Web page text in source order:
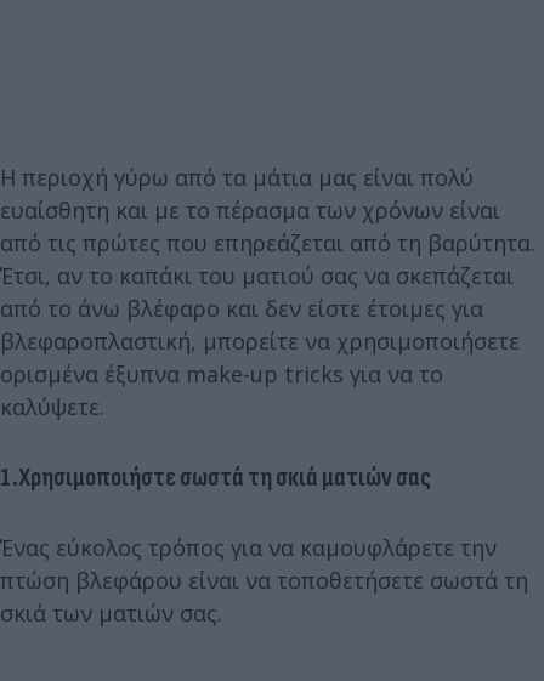
Η περιοχή γύρω από τα μάτια μας είναι πολύ
ευαίσθητη και με το πέρασμα των χρόνων είναι
από τις πρώτες που επηρεάζεται από τη βαρύτητα.
Έτσι, αν το καπάκι του ματιού σας να σκεπάζεται
από το άνω βλέφαρο και δεν είστε έτοιμες για
βλεφαροπλαστική, μπορείτε να χρησιμοποιήσετε
ορισμένα έξυπνα make-up tricks για να το
καλύψετε.
1.Χρησιμοποιήστε σωστά τη σκιά ματιών σας
Ένας εύκολος τρόπος για να καμουφλάρετε την
πτώση βλεφάρου είναι να τοποθετήσετε σωστά τη
σκιά των ματιών σας.